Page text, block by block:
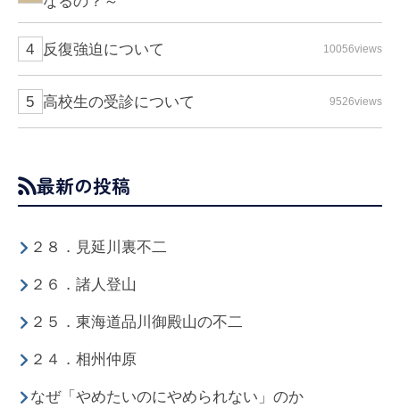
反復強迫について 10056views
高校生の受診について 9526views
最新の投稿
２８．見延川裏不二
２６．諸人登山
２５．東海道品川御殿山の不二
２４．相州仲原
なぜ「やめたいのにやめられない」のか